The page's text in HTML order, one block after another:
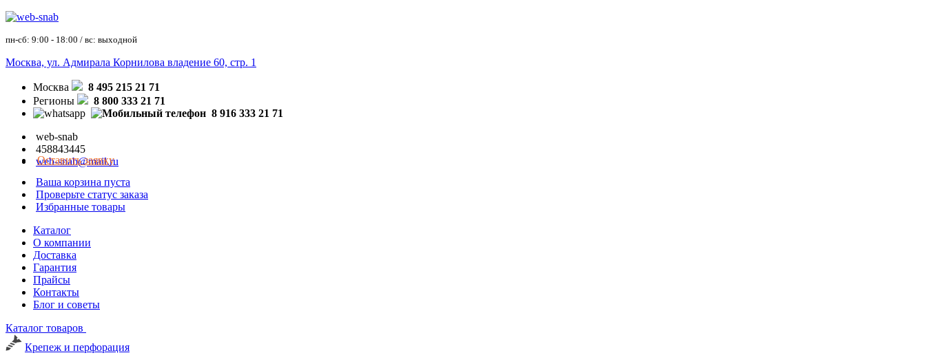
пн-сб: 9:00 - 18:00 / вс: выходной
Москва, ул. Адмирала Корнилова владение 60, стр. 1
Москва
8 495 215 21 71
Регионы
8 800 333 21 71
8 916 333 21 71
web-snab
458843445
web-snab@mail.ru
Оставить заявку
Ваша корзина пуста
Проверьте статус заказа
Избранные товары
Каталог
О компании
Доставка
Гарантия
Прайсы
Контакты
Блог и советы
Каталог товаров
Крепеж и перфорация